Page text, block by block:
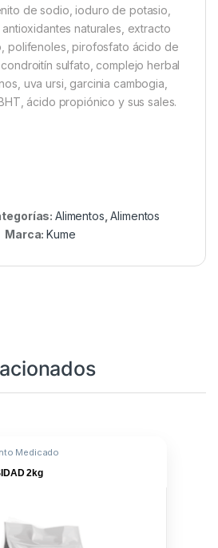
de sodio, ioduro de potasio,
naturales, extracto
polifenoles, pirofosfato ácido de
sulfato, complejo herbal
uva ursi, garcinia cambogia,
ácido propiónico y sus sales.
Alimentos ,Alimentos
Marca:Kume
Medicado
2kg